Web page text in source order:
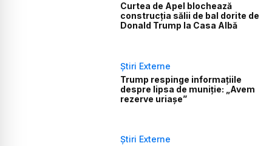
Curtea de Apel blochează
construcția sălii de bal dorite de
Donald Trump la Casa Albă
Știri Externe
Trump respinge informațiile
despre lipsa de muniție: „Avem
rezerve uriașe”
Știri Externe